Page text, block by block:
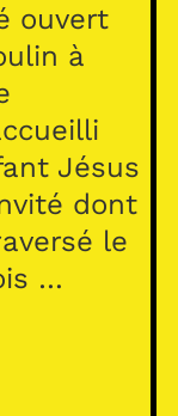
ouvert
à
Jésus
dont
le
…